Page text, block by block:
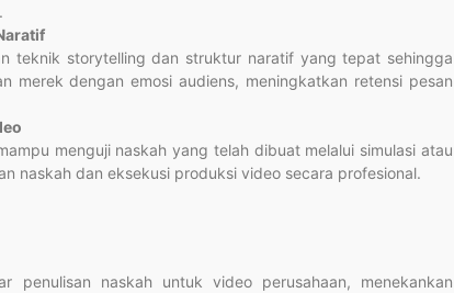
teknik storytelling dan struktur naratif yang tepat sehingga
merek dengan emosi audiens, meningkatkan retensi pesan
menguji naskah yang telah dibuat melalui simulasi atau
naskah dan eksekusi produksi video secara profesional.
penulisan naskah untuk video perusahaan, menekankan